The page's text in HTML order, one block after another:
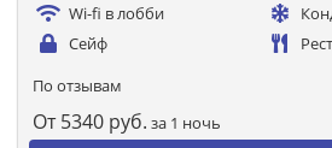
Wi-fi в лобби
Сейф
По отзывам
От 5340 руб. за 1 ночь